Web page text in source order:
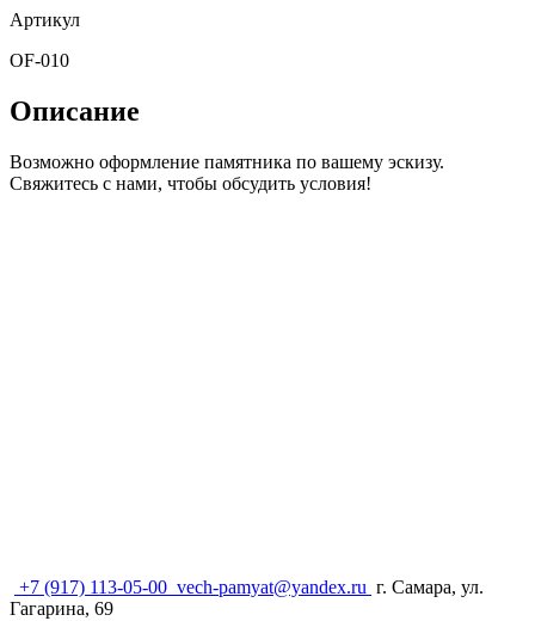
Артикул
OF-010
Описание
Возможно оформление памятника по вашему эскизу.
Свяжитесь с нами, чтобы обсудить условия!
+7 (917) 113-05-00 vech-pamyat@yandex.ru г. Самара, ул.
Гагарина, 69